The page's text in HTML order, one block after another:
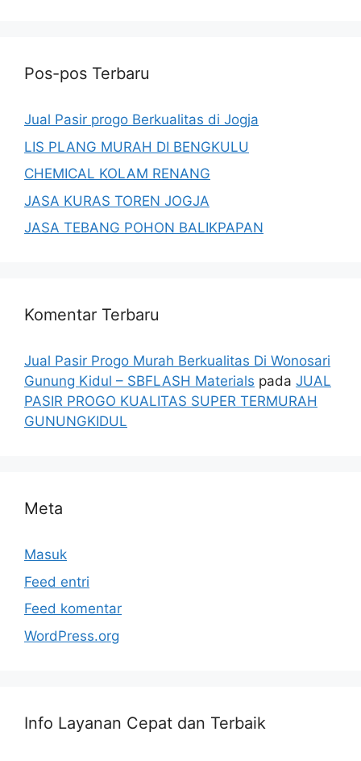
Pos-pos Terbaru
Jual Pasir progo Berkualitas di Jogja
LIS PLANG MURAH DI BENGKULU
CHEMICAL KOLAM RENANG
JASA KURAS TOREN JOGJA
JASA TEBANG POHON BALIKPAPAN
Komentar Terbaru
Jual Pasir Progo Murah Berkualitas Di Wonosari
Gunung Kidul – SBFLASH Materials pada JUAL
PASIR PROGO KUALITAS SUPER TERMURAH
GUNUNGKIDUL
Meta
Masuk
Feed entri
Feed komentar
WordPress.org
Info Layanan Cepat dan Terbaik